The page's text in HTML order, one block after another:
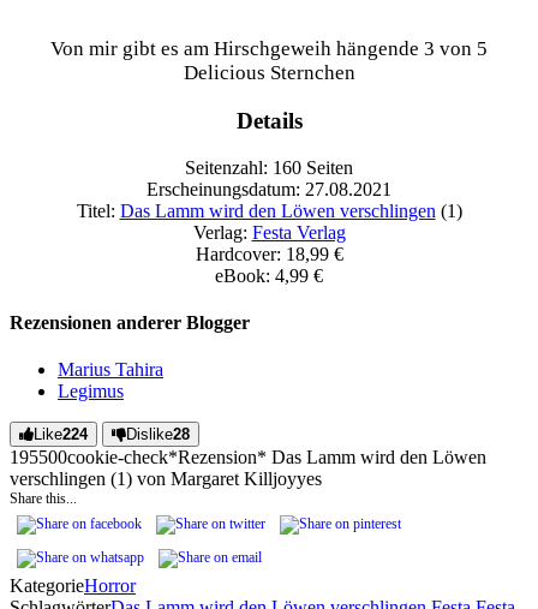
Von mir gibt es am Hirschgeweih hängende 3 von 5
Delicious Sternchen
Details
Seitenzahl: 160 Seiten
Erscheinungsdatum: 27.08.2021
Titel: Das Lamm wird den Löwen verschlingen (1)
Verlag: Festa Verlag
Hardcover: 18,99 €
eBook: 4,99 €
Rezensionen anderer Blogger
Marius Tahira
Legimus
Like224 Dislike28
195500cookie-check*Rezension* Das Lamm wird den Löwen
verschlingen (1) von Margaret Killjoyyes
Share this...
KategorieHorror